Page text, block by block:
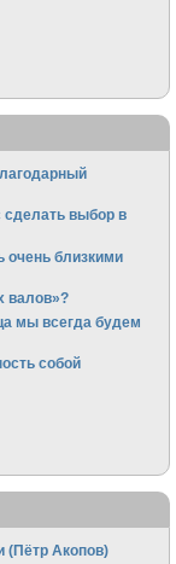
выбор в
очень близкими
валов»?
мы всегда будем
собой
(Пётр Акопов)